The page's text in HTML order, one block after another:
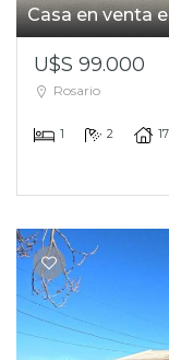
Casa en venta
U$S 99.000
Rosario
1 2